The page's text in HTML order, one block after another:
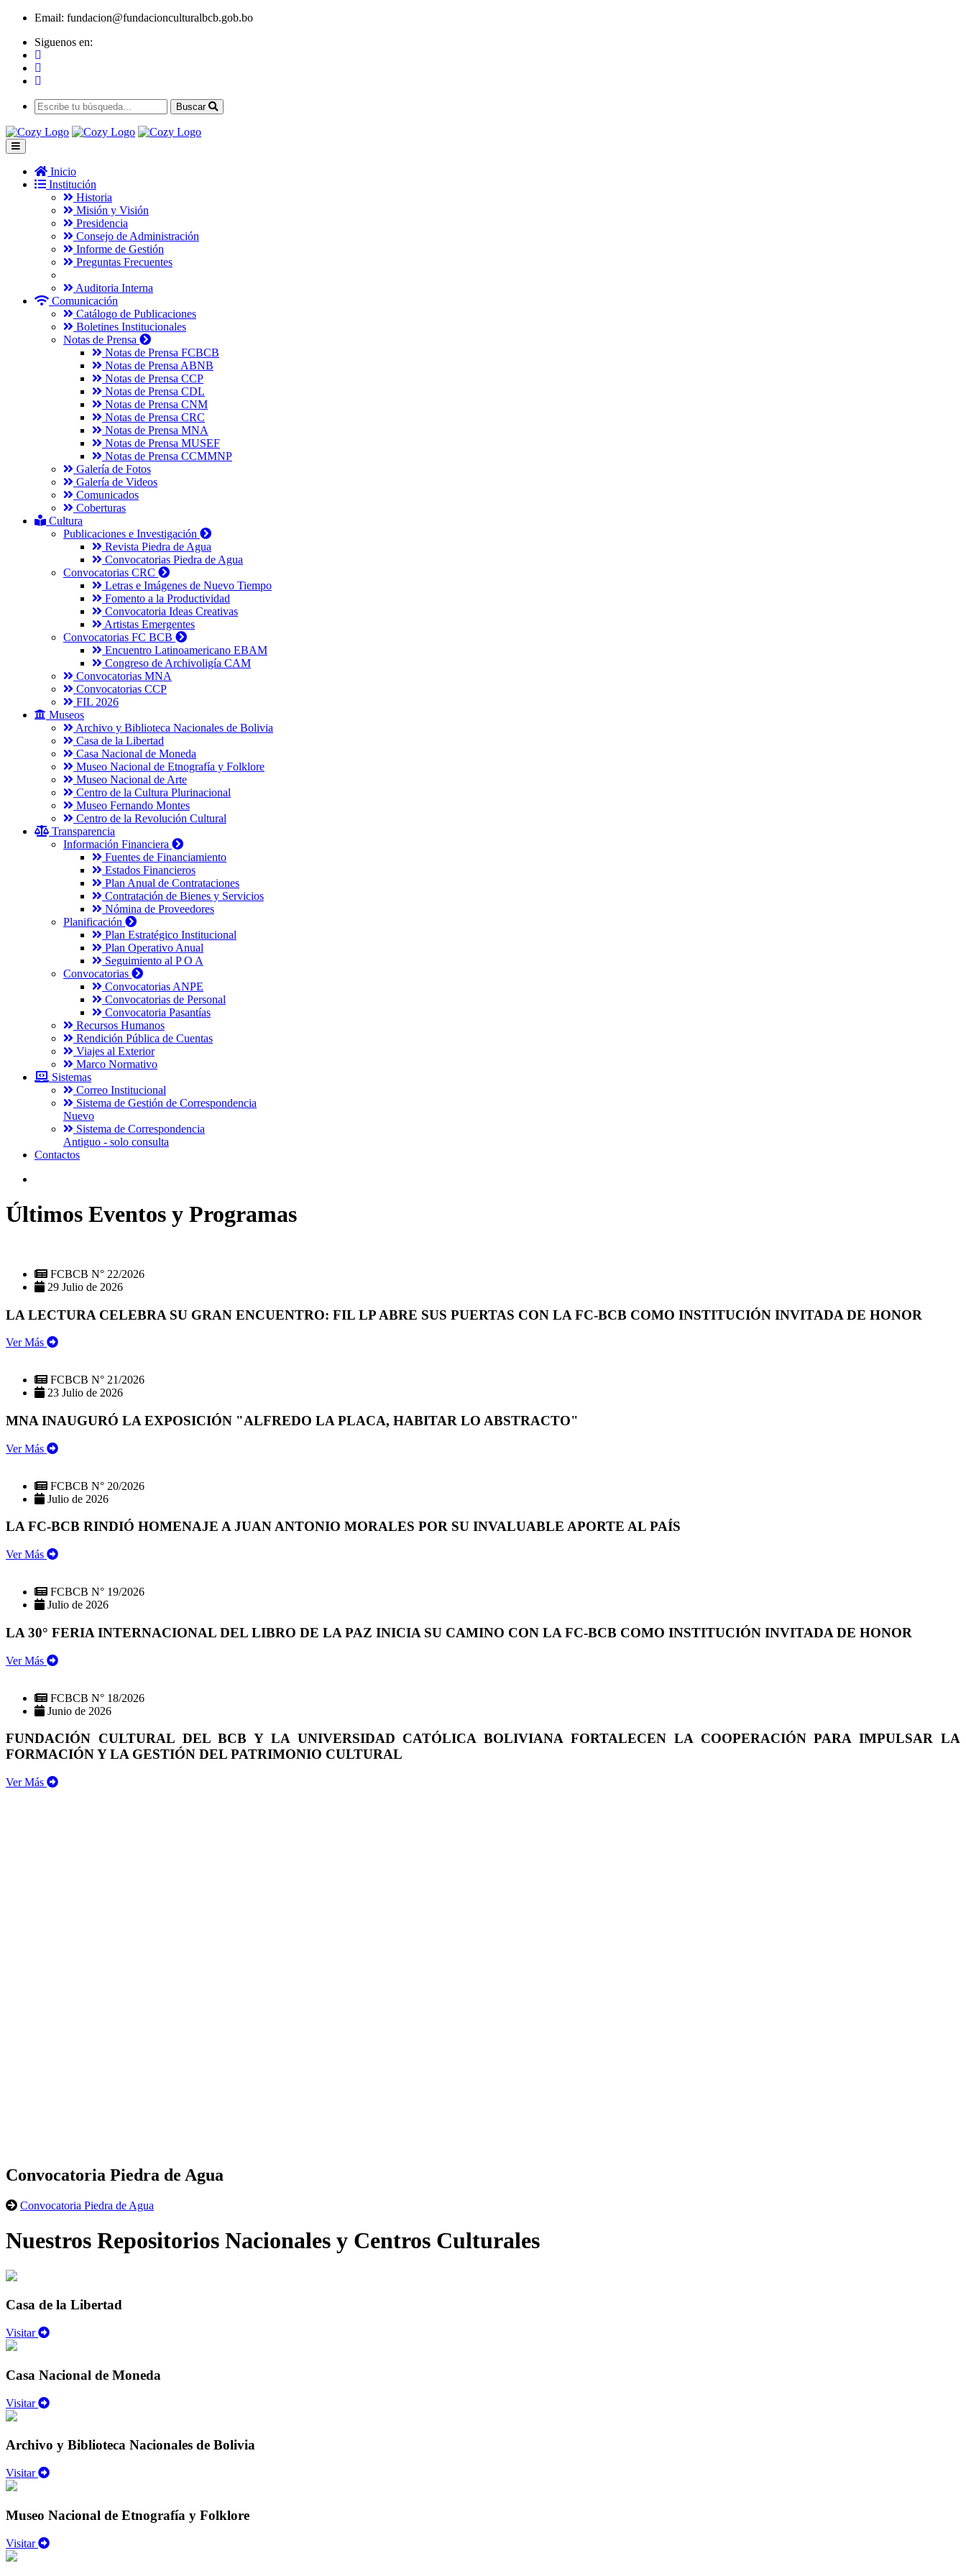
Email: fundacion@fundacionculturalbcb.gob.bo
Siguenos en:
Buscar
Inicio
Institución
Historia
Misión y Visión
Presidencia
Consejo de Administración
Informe de Gestión
Preguntas Frecuentes
Auditoria Interna
Comunicación
Catálogo de Publicaciones
Boletines Institucionales
Notas de Prensa
Notas de Prensa FCBCB
Notas de Prensa ABNB
Notas de Prensa CCP
Notas de Prensa CDL
Notas de Prensa CNM
Notas de Prensa CRC
Notas de Prensa MNA
Notas de Prensa MUSEF
Notas de Prensa CCMMNP
Galería de Fotos
Galería de Videos
Comunicados
Coberturas
Cultura
Publicaciones e Investigación
Revista Piedra de Agua
Convocatorias Piedra de Agua
Convocatorias CRC
Letras e Imágenes de Nuevo Tiempo
Fomento a la Productividad
Convocatoria Ideas Creativas
Artistas Emergentes
Convocatorias FC BCB
Encuentro Latinoamericano EBAM
Congreso de Archivoligía CAM
Convocatorias MNA
Convocatorias CCP
FIL 2026
Museos
Archivo y Biblioteca Nacionales de Bolivia
Casa de la Libertad
Casa Nacional de Moneda
Museo Nacional de Etnografía y Folklore
Museo Nacional de Arte
Centro de la Cultura Plurinacional
Museo Fernando Montes
Centro de la Revolución Cultural
Transparencia
Información Financiera
Fuentes de Financiamiento
Estados Financieros
Plan Anual de Contrataciones
Contratación de Bienes y Servicios
Nómina de Proveedores
Planificación
Plan Estratégico Institucional
Plan Operativo Anual
Seguimiento al P O A
Convocatorias
Convocatorias ANPE
Convocatorias de Personal
Convocatoria Pasantías
Recursos Humanos
Rendición Pública de Cuentas
Viajes al Exterior
Marco Normativo
Sistemas
Correo Institucional
Sistema de Gestión de Correspondencia
Nuevo
Sistema de Correspondencia
Antiguo - solo consulta
Contactos
Últimos Eventos y Programas
FCBCB N° 22/2026
29 Julio de 2026
LA LECTURA CELEBRA SU GRAN ENCUENTRO: FIL LP ABRE SUS PUERTAS CON LA FC-BCB COMO INSTITUCIÓN INVITADA DE HONOR
Ver Más
FCBCB N° 21/2026
23 Julio de 2026
MNA INAUGURÓ LA EXPOSICIÓN "ALFREDO LA PLACA, HABITAR LO ABSTRACTO"
Ver Más
FCBCB N° 20/2026
Julio de 2026
LA FC-BCB RINDIÓ HOMENAJE A JUAN ANTONIO MORALES POR SU INVALUABLE APORTE AL PAÍS
Ver Más
FCBCB N° 19/2026
Julio de 2026
LA 30° FERIA INTERNACIONAL DEL LIBRO DE LA PAZ INICIA SU CAMINO CON LA FC-BCB COMO INSTITUCIÓN INVITADA DE HONOR
Ver Más
FCBCB N° 18/2026
Junio de 2026
FUNDACIÓN CULTURAL DEL BCB Y LA UNIVERSIDAD CATÓLICA BOLIVIANA FORTALECEN LA COOPERACIÓN PARA IMPULSAR LA
FORMACIÓN Y LA GESTIÓN DEL PATRIMONIO CULTURAL
Ver Más
Convocatoria Piedra de Agua
Convocatoria Piedra de Agua
Nuestros Repositorios Nacionales y Centros Culturales
Casa de la Libertad
Visitar
Casa Nacional de Moneda
Visitar
Archivo y Biblioteca Nacionales de Bolivia
Visitar
Museo Nacional de Etnografía y Folklore
Visitar